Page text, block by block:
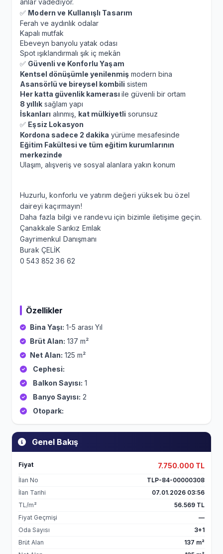
Genel Bakış
Fiyat 7.750.000 TL
İlan No
TLP-84-00000308
İlan Tarihi
07.01.2026 03:56
TL/m²
56.569 TL
Fiyat Geçmişi
—
Oda Sayısı
3+1
Brüt Alan
137 m²
anlar vadediyor.
✅ Modern ve Kullanışlı Tasarım
Ferah ve aydınlık odalar
Kapalı mutfak
Ebeveyn banyolu yatak odası
Spot ışıklandırmalı şık iç mekân
✅ Güvenli ve Konforlu Yaşam
Kentsel dönüşümle yenilenmiş modern bina
Asansörlü ve bireysel kombili sistem
Her katta güvenlik kamerası ile güvenli bir ortam
8 yıllık sağlam yapı
İskanları alınmış, kat mülkiyetli sorunsuz
✅ Eşsiz Lokasyon
Kordona sadece 2 dakika yürüme mesafesinde
Eğitim Fakültesi ve tüm eğitim kurumlarının
merkezinde
Ulaşım, alışveriş ve sosyal alanlara yakın konum
Huzurlu, konforlu ve yatırım değeri yüksek bu özel
daireyi kaçırmayın!
Daha fazla bilgi ve randevu için bizimle iletişime geçin.
Çanakkale Sarıkız Emlak
Gayrimenkul Danışmanı
Burak ÇELİK
0 543 852 36 62
Özellikler
Bina Yaşı: 1-5 arası Yıl
Brüt Alan: 137 m²
Net Alan: 125 m²
Cephesi:
Balkon Sayısı: 1
Banyo Sayısı: 2
Otopark: